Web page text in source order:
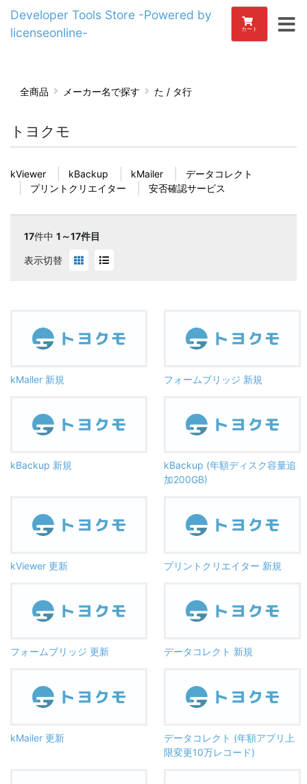
Developer Tools Store -Powered by
licenseonline-
カート
全商品 メーカー名で探す た / タ行
トヨクモ
kViewer kBackup kMailer
データコレクト
プリントクリエイター
安否確認サービス
17件中 1～17件目
表示切替
kMailer 新規 フォームブリッジ 新規
kBackup 新規
kBackup (年額ディスク容量追
加200GB)
kViewer 更新 プリントクリエイター 新規
フォームブリッジ 更新 データコレクト 新規
kMailer 更新
データコレクト (年額アプリ上
限変更10万レコード)